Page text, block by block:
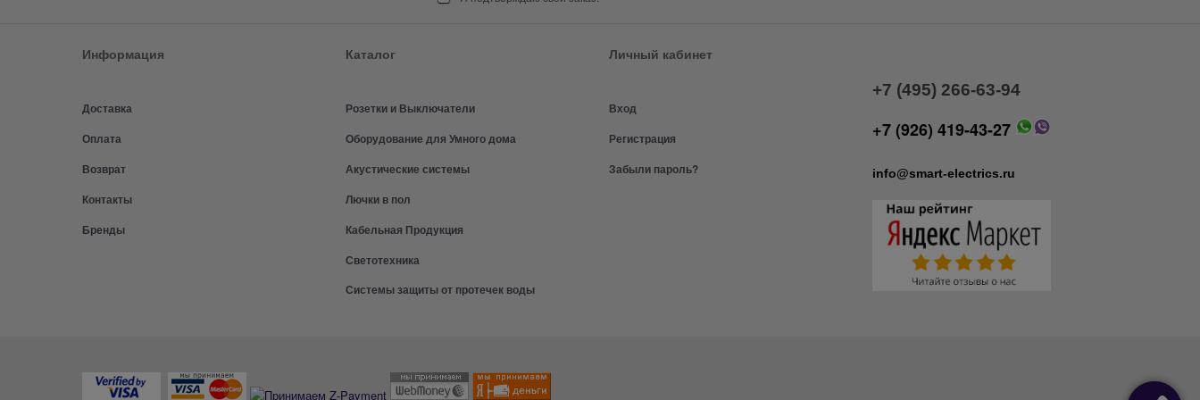
Информация
Доставка
Оплата
Возврат
Контакты
Бренды
Каталог
Розетки и Выключатели
Оборудование для Умного дома
Акустические системы
Лючки в пол
Кабельная Продукция
Светотехника
Системы защиты от протечек воды
Личный кабинет
Вход
Регистрация
Забыли пароль?
+7 (495) 266-63-94
+7 (926) 419-43-27
info@smart-electrics.ru